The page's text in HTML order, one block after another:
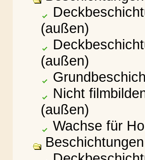
(außen)
(außen)
Nicht
(außen)
Wachse für